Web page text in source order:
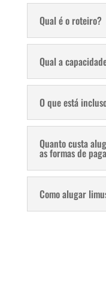
Qual é o roteiro?
Qual a
O que está
Quanto custa
as formas de
Como alugar